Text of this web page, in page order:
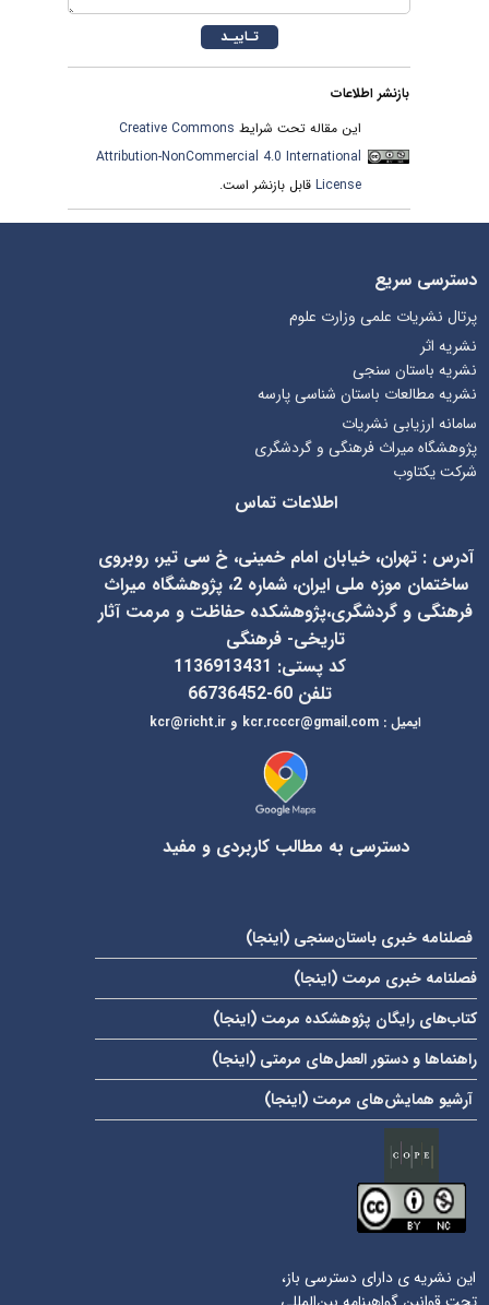
بازنشر اطلاعات
این مقاله تحت شرایطCreative Commons
Attribution-NonCommercial 4.0 International
Licenseقابل بازنشر است.
دسترسی سریع
پرتال نشریات علمی وزارت علوم
نشریه اثر
نشریه باستان سنجی
نشریه مطالعات باستان شناسی پارسه
سامانه ارزیابی نشریات
پژوهشگاه میراث فرهنگی و گردشگری
شرکت یکتاوب
اطلاعات تماس
آدرس : تهران، خیابان امام خمینی، خ سی تیر، روبروی
ساختمان موزه ملی ایران، شماره 2، پژوهشگاه میراث
فرهنگی و گردشگری،پژوهشکده حفاظت و مرمت آثار
تاریخی- فرهنگی
کد پستی: 1136913431
تلفن 60-66736452
ایمیل:
kcr@richt.ir و kcr.rcccr@gmail.com
دسترسی به مطالب کاربردی و مفید
فصلنامه خبری باستان‌سنجی ( اینجا)
فصلنامه خبری مرمت ( اینجا)
کتاب‌های رایگان پژوهشکده مرمت ( اینجا)
راهنماها و دستور العمل‌های مرمتی ( اینجا)
آرشیو همایش‌های مرمت ( اینجا)
این نشریه ی دارای دسترسی باز،